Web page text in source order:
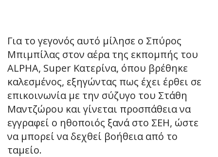
Για το γεγονός αυτό μίλησε ο Σπύρος
Μπιμπίλας στον αέρα της εκπομπής του
ALPHA, Super Κατερίνα, όπου βρέθηκε
καλεσμένος, εξηγώντας πως έχει έρθει σε
επικοινωνία με την σύζυγο του Στάθη
Μαντζώρου και γίνεται προσπάθεια να
εγγραφεί ο ηθοποιός ξανά στο ΣΕΗ, ώστε
να μπορεί να δεχθεί βοήθεια από το
ταμείο.